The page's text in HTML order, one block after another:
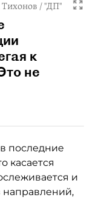
/ "ДП"
к
не
последние
касается
и
направлений,